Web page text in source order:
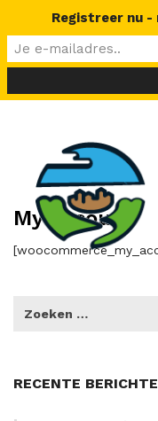
My Account
RECENTE
Registreer nu